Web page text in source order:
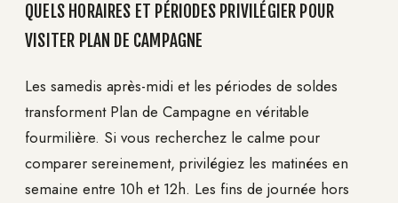
QUELS HORAIRES ET PÉRIODES PRIVILÉGIER POUR
VISITER PLAN DE CAMPAGNE
Les samedis après-midi et les périodes de soldes
transforment Plan de Campagne en véritable
fourmilière. Si vous recherchez le calme pour
comparer sereinement, privilégiez les matinées en
semaine entre 10h et 12h. Les fins de journée hors